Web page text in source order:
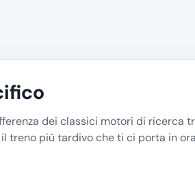
dei classici motori di ricerca
treno più tardivo che ti ci porta in